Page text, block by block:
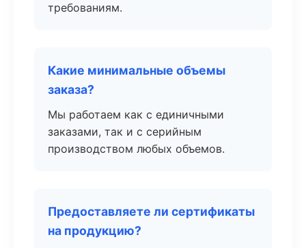
требованиям.
Какие минимальные объемы
заказа?
Мы работаем как с единичными
заказами, так и с серийным
производством любых объемов.
Предоставляете ли сертификаты
на продукцию?